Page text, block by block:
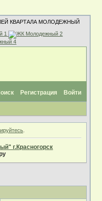
КВАРТАЛА МОЛОДЕЖНЫЙ
Регистрация Войти
.
г.Красногорск